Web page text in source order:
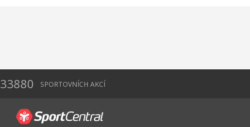
33880 SPORTOVNÍCH AKCÍ